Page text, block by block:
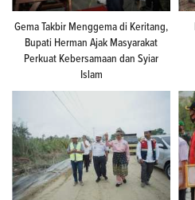
Gema Takbir Menggema di Keritang,
Bupati Herman Ajak Masyarakat
Perkuat Kebersamaan dan Syiar
Islam